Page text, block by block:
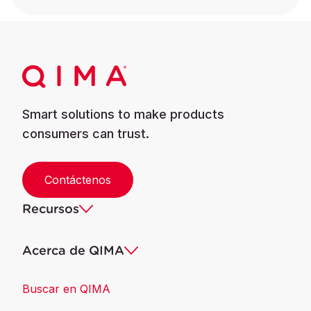
Smart solutions to make products
consumers can trust.
Contáctenos
Recursos
Acerca de QIMA
Buscar en QIMA